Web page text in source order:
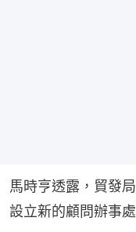
馬時亨透露，貿發
設立新的顧問辦事